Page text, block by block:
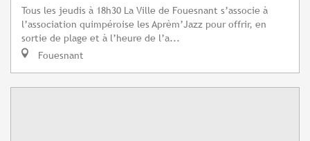
Tous les jeudis à 18h30 La Ville de Fouesnant s’associe à
l’association quimpéroise les Aprèm’Jazz pour offrir, en
sortie de plage et à l’heure de l’a...
Fouesnant